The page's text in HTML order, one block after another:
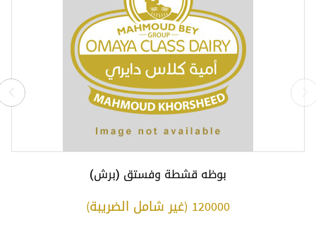
بوظه قشطة وفستق (برش)
120000 (غير شامل الضريبة)